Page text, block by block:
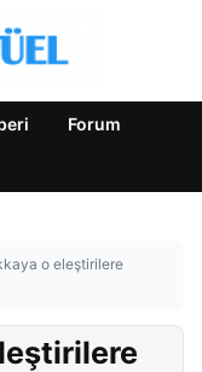
Forum
o eleştirilere